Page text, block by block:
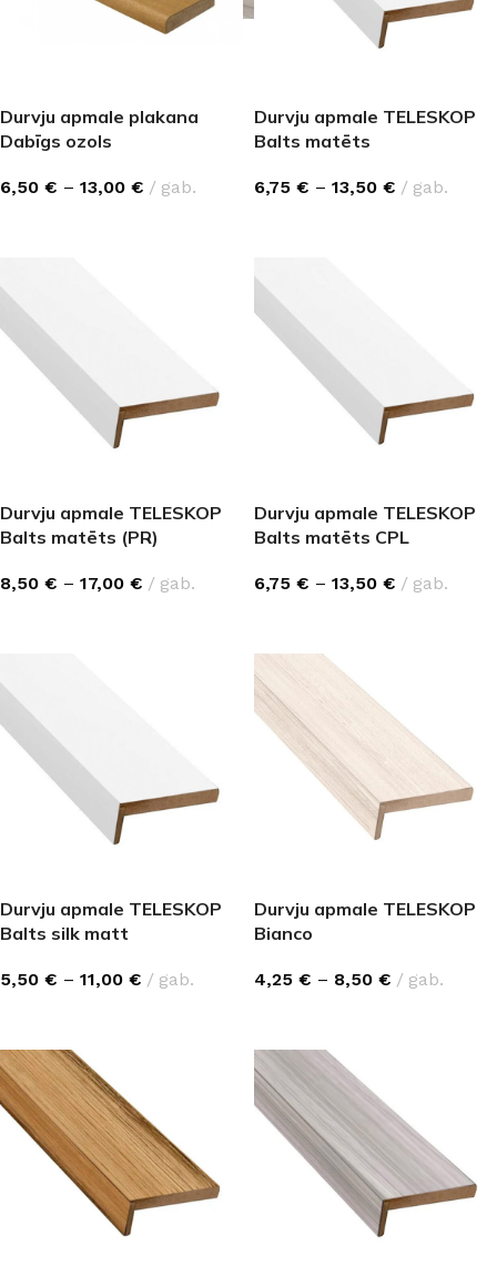
Durvju apmale plakana
Dabīgs ozols
6,50 € – 13,00 € gab.
Durvju apmale TELESKOP
Balts matēts
6,75 € – 13,50 € gab.
Durvju apmale TELESKOP
Balts matēts (PR)
8,50 € – 17,00 € gab.
Durvju apmale TELESKOP
Balts matēts CPL
6,75 € – 13,50 € gab.
Durvju apmale TELESKOP
Balts silk matt
5,50 € – 11,00 € gab.
Durvju apmale TELESKOP
Bianco
4,25 € – 8,50 € gab.